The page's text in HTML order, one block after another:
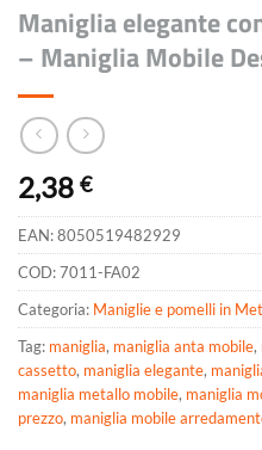
Maniglia elegante
– Maniglia Mobile
2,38 €
EAN:8050519482929
COD:7011-FA02
Categoria: Maniglie e pomelli in
Tag: maniglia, maniglia anta mobile,
cassetto, maniglia elegante,
maniglia metallo mobile, maniglia
prezzo, maniglia mobile